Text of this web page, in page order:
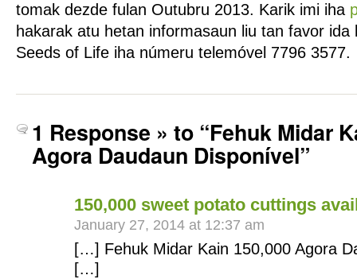
tomak dezde fulan Outubru 2013. Karik imi iha
hakarak atu hetan informasaun liu tan favor
Seeds of Life iha númeru telemóvel 7796 3577.
1 Response » to “Fehuk Midar
Agora Daudaun Disponível”
150,000 sweet potato cuttings
January 27, 2014 at 12:37 am
[…] Fehuk Midar Kain 150,000 Agora
[…]